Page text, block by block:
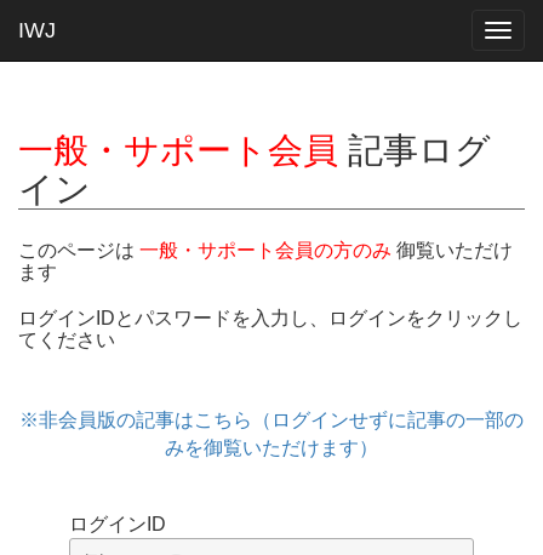
IWJ
一般・サポート会員 記事ログ
イン
このページは 一般・サポート会員の方のみ 御覧いただけ
ます
ログインIDとパスワードを入力し、ログインをクリックし
てください
※非会員版の記事はこちら（ログインせずに記事の一部の
みを御覧いただけます）
ログインID